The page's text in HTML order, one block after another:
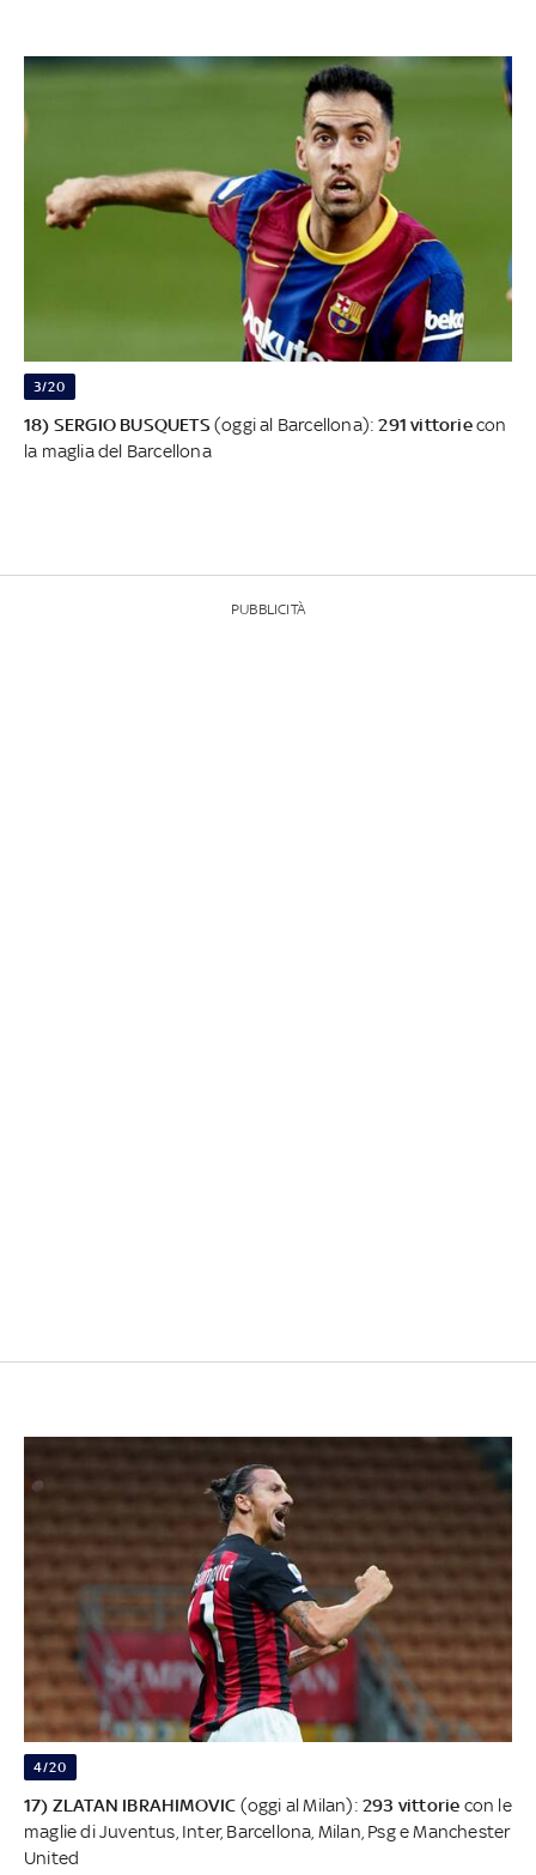
3/20
18) SERGIO BUSQUETS(oggi al Barcellona):291 vittoriecon
la maglia del Barcellona
PUBBLICITÀ
4/20
17) ZLATAN IBRAHIMOVIC (oggi al Milan): 293 vittorie con le
maglie di Juventus, Inter, Barcellona, Milan, Psg e Manchester
United